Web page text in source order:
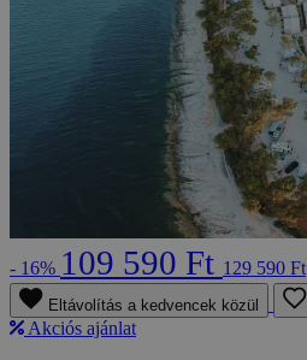
- 16% 109 590 Ft 129 590 Ft
Eltávolítás a kedvencek közül
Akciós ajánlat